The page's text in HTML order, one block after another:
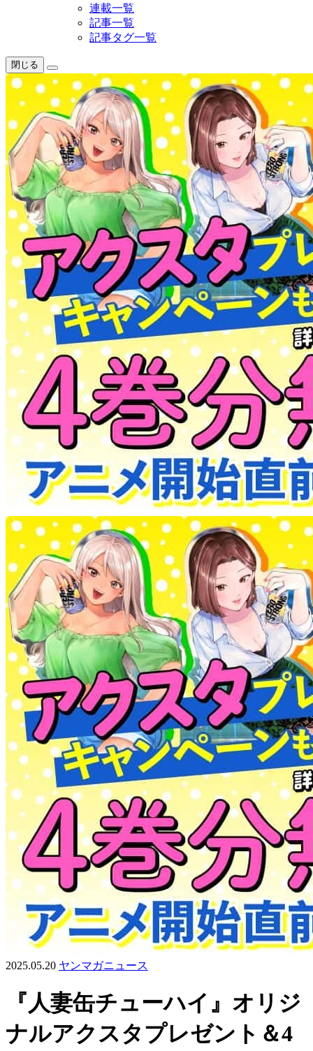
連載一覧
記事一覧
記事タグ一覧
閉じる
2025.05.20 ヤンマガニュース
『人妻缶チューハイ』オリジ
ナルアクスタプレゼント＆4